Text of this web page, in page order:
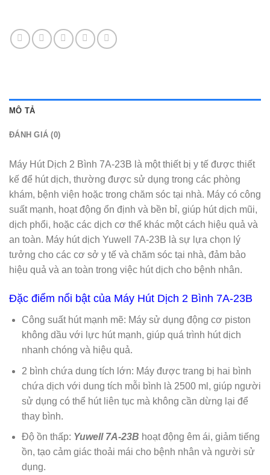
MÔ TẢ
ĐÁNH GIÁ (0)
Máy Hút Dịch 2 Bình 7A-23B là một thiết bị y tế được thiết
kế để hút dịch, thường được sử dụng trong các phòng
khám, bệnh viện hoặc trong chăm sóc tại nhà. Máy có công
suất mạnh, hoạt động ổn định và bền bỉ, giúp hút dịch mũi,
dịch phổi, hoặc các dịch cơ thể khác một cách hiệu quả và
an toàn. Máy hút dịch Yuwell 7A-23B là sự lựa chọn lý
tưởng cho các cơ sở y tế và chăm sóc tại nhà, đảm bảo
hiệu quả và an toàn trong việc hút dịch cho bệnh nhân.
Đặc điểm nổi bật của Máy Hút Dịch 2 Bình 7A-23B
Công suất hút mạnh mẽ: Máy sử dụng động cơ piston
không dầu với lực hút mạnh, giúp quá trình hút dịch
nhanh chóng và hiệu quả.
2 bình chứa dung tích lớn: Máy được trang bị hai bình
chứa dịch với dung tích mỗi bình là 2500 ml, giúp người
sử dụng có thể hút liên tục mà không cần dừng lại để
thay bình.
Độ ồn thấp: Yuwell 7A-23B hoạt động êm ái, giảm tiếng
ồn, tạo cảm giác thoải mái cho bệnh nhân và người sử
dụng.